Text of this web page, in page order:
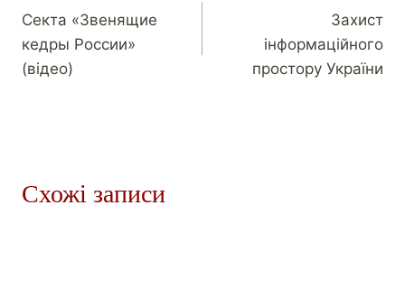
Секта «Звенящие
кедры России»
(відео)
Захист
інформаційного
простору України
Схожі записи